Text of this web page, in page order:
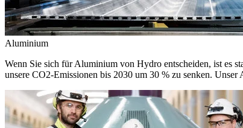
Aluminium
Wenn Sie sich für Aluminium von Hydro entscheiden, ist es
unsere CO2-Emissionen bis 2030 um 30 % zu senken.